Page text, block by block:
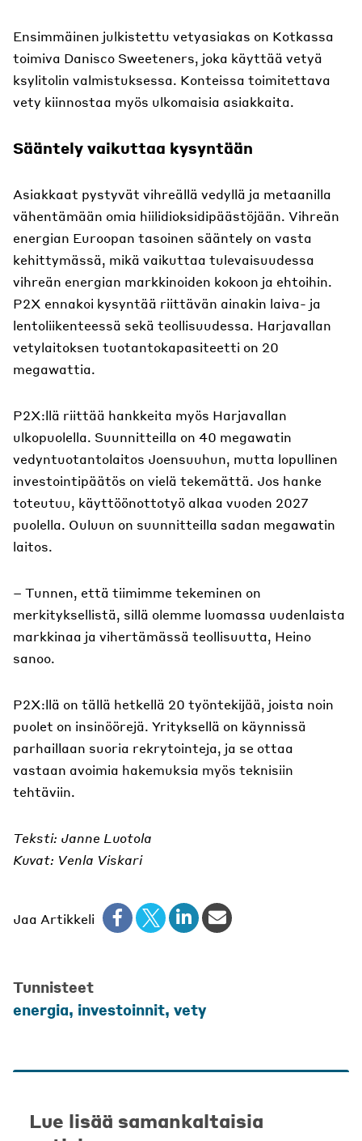
Ensimmäinen julkistettu vetyasiakas on Kotkassa
toimiva Danisco Sweeteners, joka käyttää vetyä
ksylitolin valmistuksessa. Konteissa toimitettava
vety kiinnostaa myös ulkomaisia asiakkaita.
Sääntely vaikuttaa kysyntään
Asiakkaat pystyvät vihreällä vedyllä ja metaanilla
vähentämään omia hiilidioksidipäästöjään. Vihreän
energian Euroopan tasoinen sääntely on vasta
kehittymässä, mikä vaikuttaa tulevaisuudessa
vihreän energian markkinoiden kokoon ja ehtoihin.
P2X ennakoi kysyntää riittävän ainakin laiva- ja
lentoliikenteessä sekä teollisuudessa. Harjavallan
vetylaitoksen tuotantokapasiteetti on 20
megawattia.
P2X:llä riittää hankkeita myös Harjavallan
ulkopuolella. Suunnitteilla on 40 megawatin
vedyntuotantolaitos Joensuuhun, mutta lopullinen
investointipäätös on vielä tekemättä. Jos hanke
toteutuu, käyttöönottotyö alkaa vuoden 2027
puolella. Ouluun on suunnitteilla sadan megawatin
laitos.
– Tunnen, että tiimimme tekeminen on
merkityksellistä, sillä olemme luomassa uudenlaista
markkinaa ja vihertämässä teollisuutta, Heino
sanoo.
P2X:llä on tällä hetkellä 20 työntekijää, joista noin
puolet on insinöörejä. Yrityksellä on käynnissä
parhaillaan suoria rekrytointeja, ja se ottaa
vastaan avoimia hakemuksia myös teknisiin
tehtäviin.
Teksti: Janne Luotola
Kuvat: Venla Viskari
Jaa Artikkeli
Tunnisteet
energia, investoinnit, vety
Lue lisää samankaltaisia